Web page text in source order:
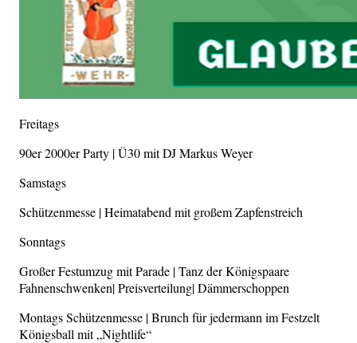
Freitags
90er 2000er Party | Ü30 mit DJ Markus Weyer
Samstags
Schützenmesse | Heimatabend mit großem Zapfenstreich
Sonntags
Großer Festumzug mit Parade | Tanz der Königspaare
Fahnenschwenken| Preisverteilung| Dämmerschoppen
Montags Schützenmesse | Brunch für jedermann im Festzelt
Königsball mit „Nightlife“